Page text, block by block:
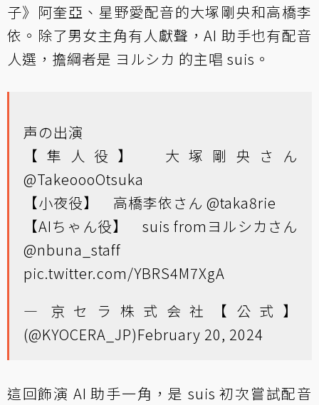
子》阿奎亞、星野愛配音的大塚剛央和高橋李
依。除了男女主角有人獻聲，AI 助手也有配音
人選，擔綱者是 ヨルシカ 的主唱 suis。
声の出演
【隼人役】 大塚剛央さん
@TakeoooOtsuka
【小夜役】 高橋李依さん @taka8rie
【AIちゃん役】 suis fromヨルシカさん
@nbuna_staff
pic.twitter.com/YBRS4M7XgA
— 京セラ株式会社【公式】
(@KYOCERA_JP)February 20, 2024
這回飾演 AI 助手一角，是 suis 初次嘗試配音